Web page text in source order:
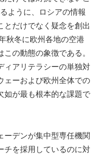
ように、ロシアの情報
とだけでなく疑念を創出
秋冬に欧州各地の空港
の動態の象徴である。
ィアリテラシーの単独対
ェーおよび欧州全体での
如が最も根本的な課題で
デンが集中型専任機関
チを採用しているのに対